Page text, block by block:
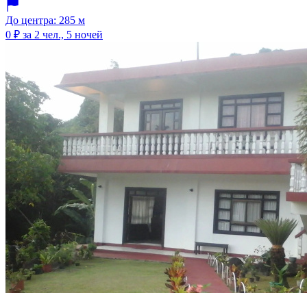
До центра: 285 м
0 ₽ за 2 чел., 5 ночей